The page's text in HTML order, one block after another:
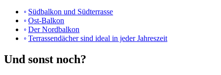
Südbalkon und Südterrasse
Ost-Balkon
Der Nordbalkon
Terrassendächer sind ideal in jeder Jahreszeit
Und sonst noch?